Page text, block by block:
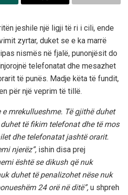
jeshile një ligji të ri i cili, ende
zyrtar, duket se e ka marrë
nismës në fjalë, punonjësit do
telefonatat dhe mesazhet
të punës. Madje këta të fundit,
për një veprim të tillë.
mrekullueshme. Të gjithë duhet
të fikim telefonat dhe të mos
dhe telefonatat jashtë orarit.
njerëz”, ishin disa prej
është se dikush që nuk
duhet të penalizohet nëse nuk
24 orë në ditë”, u shpreh